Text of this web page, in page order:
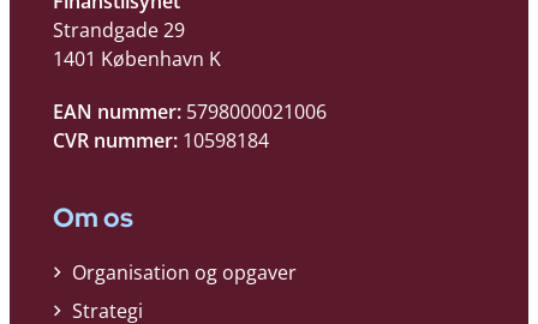
Strandgade 29
1401 København K
EAN nummer: 5798000021006
CVR nummer: 10598184
Om os
Organisation og opgaver
Strategi